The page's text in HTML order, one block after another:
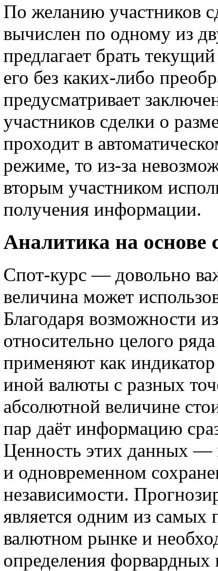
По желанию участников
вычислен по одному из
предлагает брать
его без каких-либо
предусматривает
участников сделки о
проходит в
режиме, то из-за
вторым участником
получения информации.
Аналитика на основе
Спот-курс — довольно
величина может
Благодаря возможности
относительно целого
применяют как
иной валюты с разных
абсолютной величине
пар даёт информацию
Ценность этих данных —
и одновременном
независимости.
является одним из
валютном рынке и
определения форвардных